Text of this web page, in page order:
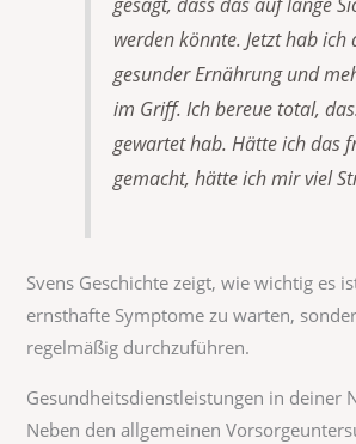
werden könnte. Jetzt hab ich
gesunder Ernährung und
im Griff. Ich bereue total,
gewartet hab. Hätte ich das
gemacht, hätte ich mir viel
Svens Geschichte zeigt, wie wichtig es
ernsthafte Symptome zu warten,
regelmäßig durchzuführen.
Gesundheitsdienstleistungen in deiner
Neben den allgemeinen